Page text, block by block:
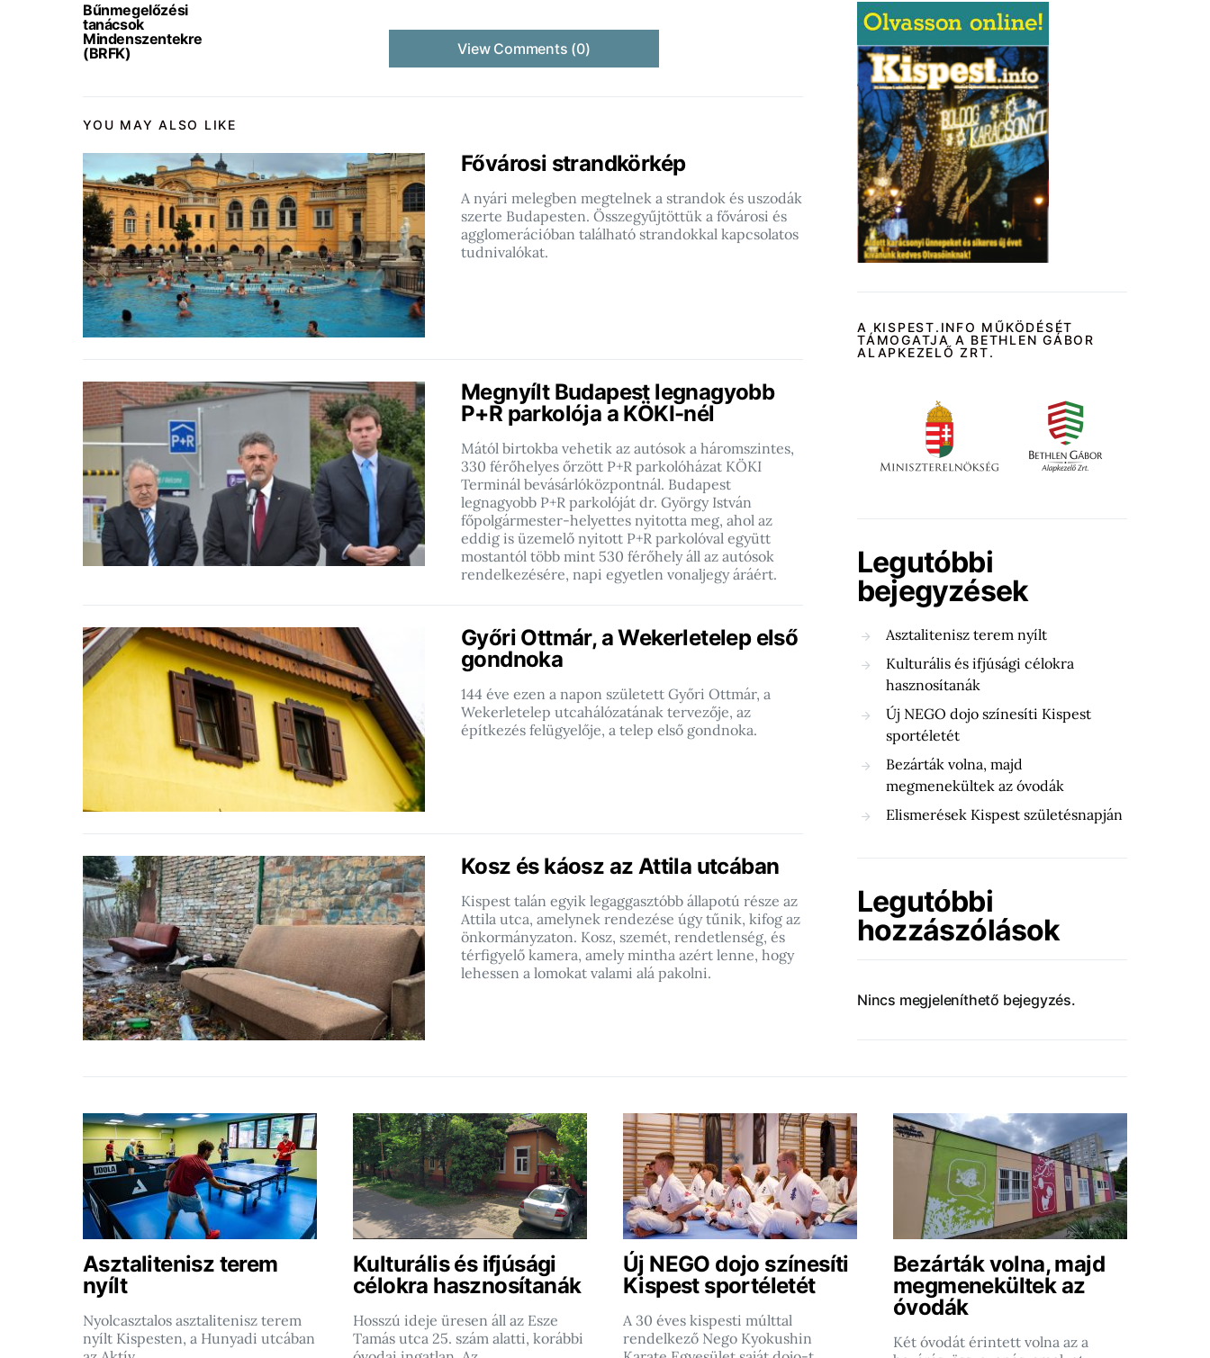
Bűnmegelőzési
tanácsok
Mindenszentekre
(BRFK)
View Comments (0)
YOU MAY ALSO LIKE
Fővárosi strandkörkép
A nyári melegben megtelnek a strandok és uszodák
szerte Budapesten. Összegyűjtöttük a fővárosi és
agglomerációban található strandokkal kapcsolatos
tudnivalókat.
Megnyílt Budapest legnagyobb
P+R parkolója a KÖKI-nél
Mától birtokba vehetik az autósok a háromszintes,
330 férőhelyes őrzött P+R parkolóházat KÖKI
Terminál bevásárlóközpontnál. Budapest
legnagyobb P+R parkolóját dr. György István
főpolgármester-helyettes nyitotta meg, ahol az
eddig is üzemelő nyitott P+R parkolóval együtt
mostantól több mint 530 férőhely áll az autósok
rendelkezésére, napi egyetlen vonaljegy áráért.
Győri Ottmár, a Wekerletelep első
gondnoka
144 éve ezen a napon született Győri Ottmár, a
Wekerletelep utcahálózatának tervezője, az
építkezés felügyelője, a telep első gondnoka.
Kosz és káosz az Attila utcában
Kispest talán egyik legaggasztóbb állapotú része az
Attila utca, amelynek rendezése úgy tűnik, kifog az
önkormányzaton. Kosz, szemét, rendetlenség, és
térfigyelő kamera, amely mintha azért lenne, hogy
lehessen a lomokat valami alá pakolni.
A KISPEST.INFO MŰKÖDÉSÉT
TÁMOGATJA A BETHLEN GÁBOR
ALAPKEZELŐ ZRT.
Legutóbbi
bejegyzések
Asztalitenisz terem nyílt
Kulturális és ifjúsági célokra
hasznosítanák
Új NEGO dojo színesíti Kispest
sportéletét
Bezárták volna, majd
megmenekültek az óvodák
Elismerések Kispest születésnapján
Legutóbbi
hozzászólások
Nincs megjeleníthető bejegyzés.
Asztalitenisz terem
nyílt
Nyolcasztalos asztalitenisz terem
nyílt Kispesten, a Hunyadi utcában
Kulturális és ifjúsági
célokra hasznosítanák
Hosszú ideje üresen áll az Esze
Tamás utca 25. szám alatti, korábbi
Új NEGO dojo színesíti
Kispest sportéletét
A 30 éves kispesti múlttal
rendelkező Nego Kyokushin
Bezárták volna, majd
megmenekültek az
óvodák
Két óvodát érintett volna az a